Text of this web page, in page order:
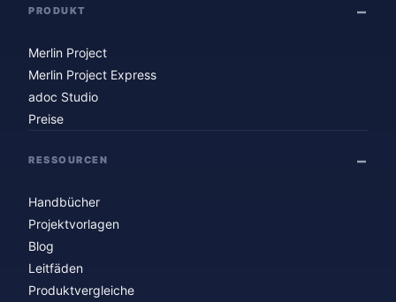
PRODUKT
Merlin Project
Merlin Project Express
adoc Studio
Preise
RESSOURCEN
Handbücher
Projektvorlagen
Blog
Leitfäden
Produktvergleiche